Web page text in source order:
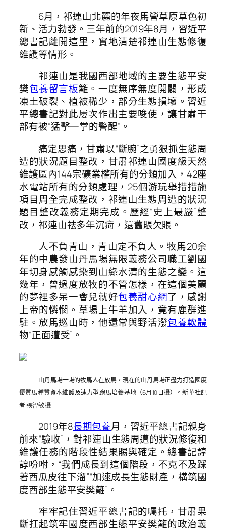
6月，祁連山北麓的年夜馬營草原草色初
新、活力勃發。三年前的2019年8月，習近平
總書記離開這里，實地清楚祁連山生態修復
維護等情形。
祁連山是我國西部地域的主要生態平安
樊包養留言板籬。一度無序無度開闢，形成
凍土破裂、植被稀少，部分生態損壞。習近
平總書記對此屢次作出主要唆使，讓甘肅干
部有被“猛擊一掌的警醒”。
痛定思痛，甘肅以“斷腕”之勇狠抓生態周
遭的狀況題目整改，甘肅祁連山國度級天然
維護區內144宗礦業權所有的分類加入，42座
水電站所有的分類處理，25個游玩舉措措施
項目周全完成整改，祁連山生態周遭的狀況
題目整改義務定期完成。歷經“史上最嚴”整
改，祁連山祛多年沉疴，還舊賬欠賬。
人不負青山，青山定不負人。牧馬20余
年的中農發山丹馬場無限義務公司職工劉國
年切身感觸感染到山綠水清的生態之變。這
幾年，曾過度放牧的不管怎樣，在這個美麗
的夢裡多呆一會兒就好包養甜心網了，感謝
上帝的憐憫。草場上牛羊加入，竟有鹿群進
駐。放馬巡山時，他還常與野活潑包養軟體
物“正面遭受”。
山丹馬場一場的牧馬人在放馬，現在的山丹馬場正盡力打造國度
優質馬種質資本維護及速力型跑馬培養基地（6月10日攝）。新華社記
者 張智敏 攝
2019年8長期包養月，習近平總書記親身
前來“驗收”，對祁連山生態周遭的狀況修復和
維護任務的階段性結果賜與確定。總書記諄
諄吩咐，“我們成長到這個階段，不克不及踩
著西瓜皮往下溜”“加速成長生態財產，構筑國
度西部生態平安樊籬”。
牢牢記住習近平總書記的囑托，甘肅果
斷扛起筑牢國度西部生態平安樊籬的政治義